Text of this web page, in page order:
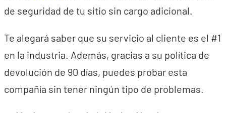
de seguridad de tu sitio sin cargo adicional.
Te alegará saber que su servicio al cliente es el #1
en la industria. Además, gracias a su política de
devolución de 90 días, puedes probar esta
compañía sin tener ningún tipo de problemas.